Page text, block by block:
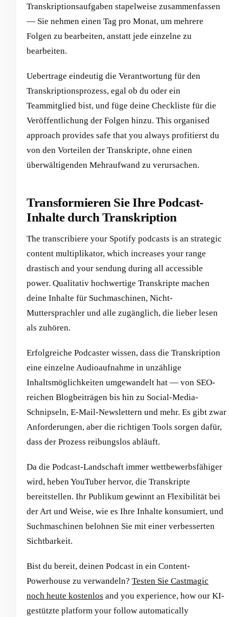
Transkriptionsaufgaben stapelweise zusammenfassen
— Sie nehmen einen Tag pro Monat, um mehrere
Folgen zu bearbeiten, anstatt jede einzelne zu
bearbeiten.
Uebertrage eindeutig die Verantwortung für den
Transkriptionsprozess, egal ob du oder ein
Teammitglied bist, und füge deine Checkliste für die
Veröffentlichung der Folgen hinzu. This organised
approach provides safe that you always profitierst du
von den Vorteilen der Transkripte, ohne einen
überwältigenden Mehraufwand zu verursachen.
Transformieren Sie Ihre Podcast-
Inhalte durch Transkription
The transcribiere your Spotify podcasts is an strategic
content multiplikator, which increases your range
drastisch and your sendung during all accessible
power. Qualitativ hochwertige Transkripte machen
deine Inhalte für Suchmaschinen, Nicht-
Muttersprachler und alle zugänglich, die lieber lesen
als zuhören.
Erfolgreiche Podcaster wissen, dass die Transkription
eine einzelne Audioaufnahme in unzählige
Inhaltsmöglichkeiten umgewandelt hat — von SEO-
reichen Blogbeiträgen bis hin zu Social-Media-
Schnipseln, E-Mail-Newslettern und mehr. Es gibt zwar
Anforderungen, aber die richtigen Tools sorgen dafür,
dass der Prozess reibungslos abläuft.
Da die Podcast-Landschaft immer wettbewerbsfähiger
wird, heben YouTuber hervor, die Transkripte
bereitstellen. Ihr Publikum gewinnt an Flexibilität bei
der Art und Weise, wie es Ihre Inhalte konsumiert, und
Suchmaschinen belohnen Sie mit einer verbesserten
Sichtbarkeit.
Bist du bereit, deinen Podcast in ein Content-
Powerhouse zu verwandeln? Testen Sie Castmagic
noch heute kostenlos and you experience, how our KI-
gestützte platform your follow automatically